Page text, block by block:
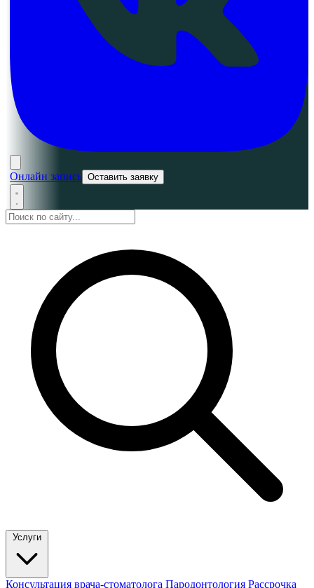
Онлайн запись Оставить заявку
Услуги
Консультация врача-стоматолога Пародонтология Рассрочка